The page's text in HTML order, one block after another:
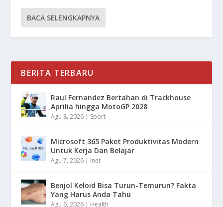
BACA SELENGKAPNYA
BERITA TERBARU
Raul Fernandez Bertahan di Trackhouse
Aprilia hingga MotoGP 2028
Agu 8, 2026 | Sport
Microsoft 365 Paket Produktivitas Modern
Untuk Kerja Dan Belajar
Agu 7, 2026 | Inet
Benjol Keloid Bisa Turun-Temurun? Fakta
Yang Harus Anda Tahu
Agu 6, 2026 | Health